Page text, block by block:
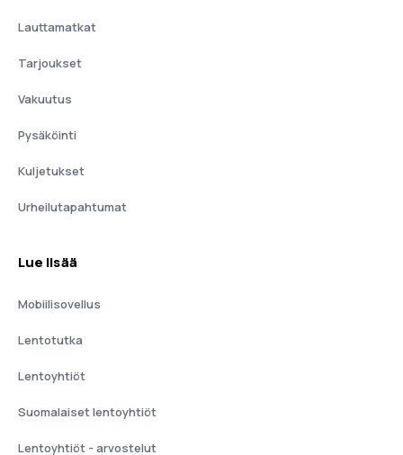
Lauttamatkat
Tarjoukset
Vakuutus
Pysäköinti
Kuljetukset
Urheilutapahtumat
Lue lisää
Mobiilisovellus
Lentotutka
Lentoyhtiöt
Suomalaiset lentoyhtiöt
Lentoyhtiöt - arvostelut